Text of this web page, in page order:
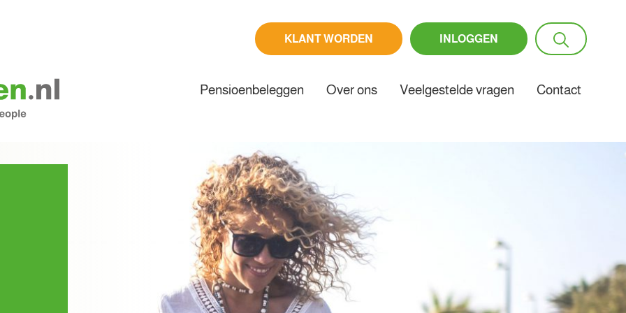
KLANT WORDEN INLOGGEN
Pensioenbeleggen Over ons Veelgestelde vragen Contact